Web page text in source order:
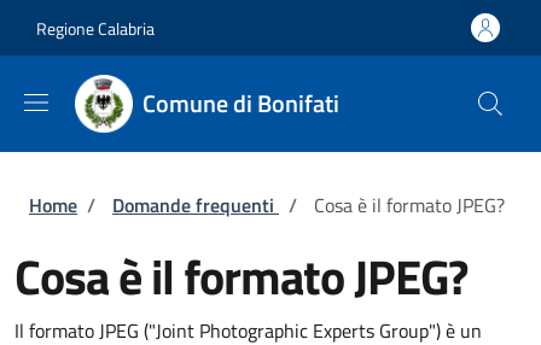
Regione Calabria
Comune di Bonifati
Briciole di pane
Home / Domande frequenti / Cosa è il formato JPEG?
Cosa è il formato JPEG?
Il formato JPEG ("Joint Photographic Experts Group") è un